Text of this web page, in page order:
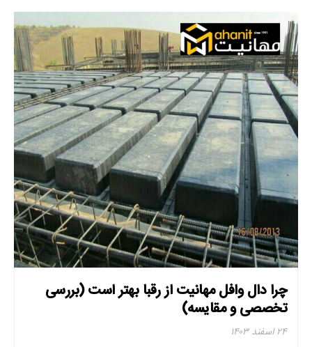
چرا دال وافل مهانیت از رقبا بهتر است (بررسی
تخصصی و مقایسه)
۲۴ اسفند ۱۴۰۳